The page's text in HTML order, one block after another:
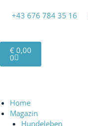
Inhalt+43 676 784 35 16‬
€ 0,00
0
Warenkorb
Home
Magazin
Hundeleben